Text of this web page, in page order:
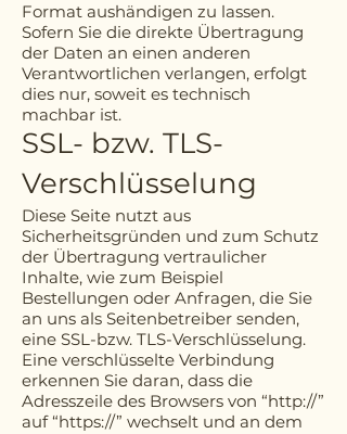
Format aushändigen zu lassen.
Sofern Sie die direkte Übertragung
der Daten an einen anderen
Verantwortlichen verlangen, erfolgt
dies nur, soweit es technisch
machbar ist.
SSL- bzw. TLS-
Verschlüsselung
Diese Seite nutzt aus
Sicherheitsgründen und zum Schutz
der Übertragung vertraulicher
Inhalte, wie zum Beispiel
Bestellungen oder Anfragen, die Sie
an uns als Seitenbetreiber senden,
eine SSL-bzw. TLS-Verschlüsselung.
Eine verschlüsselte Verbindung
erkennen Sie daran, dass die
Adresszeile des Browsers von “http://”
auf “https://” wechselt und an dem